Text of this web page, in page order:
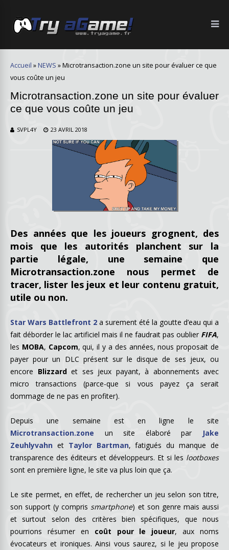
Accueil » NEWS »Microtransaction.zone un site pour évaluer ce que
vous coûte un jeu
Microtransaction.zone un site pour évaluer
ce que vous coûte un jeu
SVPL4Y 23 AVRIL 2018
Des années que les joueurs grognent, des
mois que les autorités planchent sur la
partie légale, une semaine que
Microtransaction.zone nous permet de
tracer, lister les jeux et leur contenu gratuit,
utile ou non.
Star Wars Battlefront 2 a surement été la goutte d’eau qui a
fait déborder le lac artificiel mais il ne faudrait pas oublier FIFA,
les MOBA, Capcom, qui, il y a des années, nous proposait de
payer pour un DLC présent sur le disque de ses jeux, ou
encore Blizzardet ses jeux payant, à abonnements avec
micro transactions (parce-que si vous payez ça serait
dommage de ne pas en profiter).
Depuis une semaine est en ligne le site
Microtransaction.zone
un site élaboré par
Jake
Zeuhlyvahn et Taylor Bartman, fatigués du manque de
transparence des éditeurs et développeurs. Et si les lootboxes
sont en première ligne, le site va plus loin que ça.
Le site permet, en effet, de rechercher un jeu selon son titre,
son support (y compris smartphone) et son genre mais aussi
et surtout selon des critères bien spécifiques, que nous
pourrions résumer en coût pour le joueur, aux noms
évocateurs et ironiques. Ainsi vous saurez, si le jeu propose